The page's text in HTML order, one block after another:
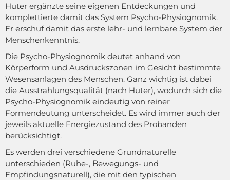
Huter ergänzte seine eigenen Entdeckungen und
komplettierte damit das System Psycho-Physiognomik.
Er erschuf damit das erste lehr- und lernbare System der
Menschenkenntnis.
Die Psycho-Physiognomik deutet anhand von
Körperform und Ausdruckszonen im Gesicht bestimmte
Wesensanlagen des Menschen. Ganz wichtig ist dabei
die Ausstrahlungsqualität (nach Huter), wodurch sich die
Psycho-Physiognomik eindeutig von reiner
Formendeutung unterscheidet. Es wird immer auch der
jeweils aktuelle Energiezustand des Probanden
berücksichtigt.
Es werden drei verschiedene Grundnaturelle
unterschieden (Ruhe-, Bewegungs- und
Empfindungsnaturell), die mit den typischen